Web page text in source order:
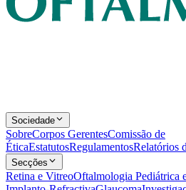
Sociedade
SobreCorpos GerentesComissão de
ÉticaEstatutosRegulamentosRelatórios
Secções
Retina e VitreoOftalmologia Pediátrica